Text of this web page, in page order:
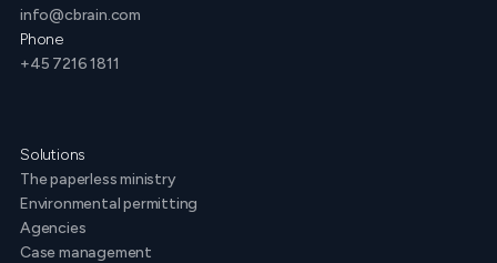
info@cbrain.com
Phone
+45 7216 1811
Solutions
The paperless ministry
Environmental permitting
Agencies
Case management